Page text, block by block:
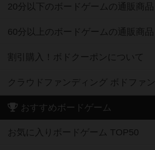
20分以下のボードゲームの通販商品
60分以上のボードゲームの通販商品
割引購入！ボドクーポンについて
クラウドファンディング ボドファン
おすすめボードゲーム
お気に入りボードゲーム TOP50